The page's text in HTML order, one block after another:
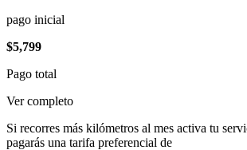
pago inicial
$5,799
Pago total
Ver completo
Si recorres más kilómetros al mes activa tu
pagarás una tarifa preferencial de